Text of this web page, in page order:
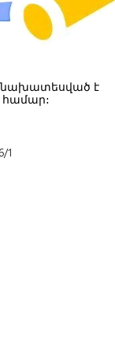
նախատեսված է
համար:
1